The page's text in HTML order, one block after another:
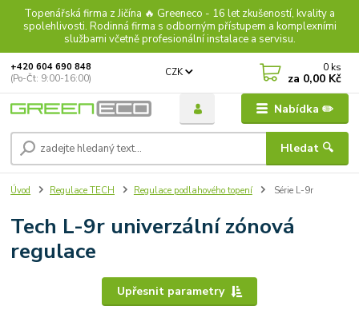
Topenářská firma z Jičína 🔥 Greeneco - 16 let zkušeností, kvality a
spolehlivosti. Rodinná firma s odborným přístupem a komplexními
službami včetně profesionální instalace a servisu.
Nabídka ✏️
CZK
Hledat 🔍
+420 604 690 848
(Po-Čt: 9:00-16:00)
0 ks
za 0,00 Kč
Úvod Regulace TECH Regulace podlahového topení Série L-9r
Tech L-9r univerzální zónová
regulace
Upřesnit parametry